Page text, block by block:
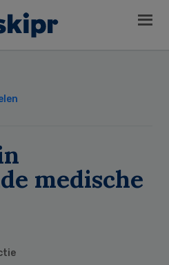
medische